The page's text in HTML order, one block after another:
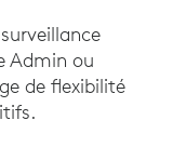
Admin ou
de flexibilité